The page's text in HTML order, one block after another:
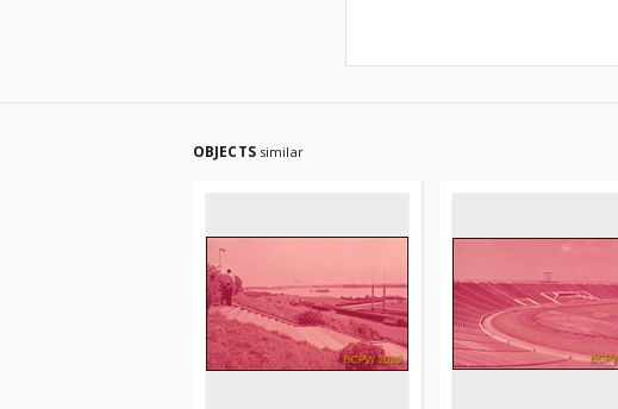
OBJECTS similar